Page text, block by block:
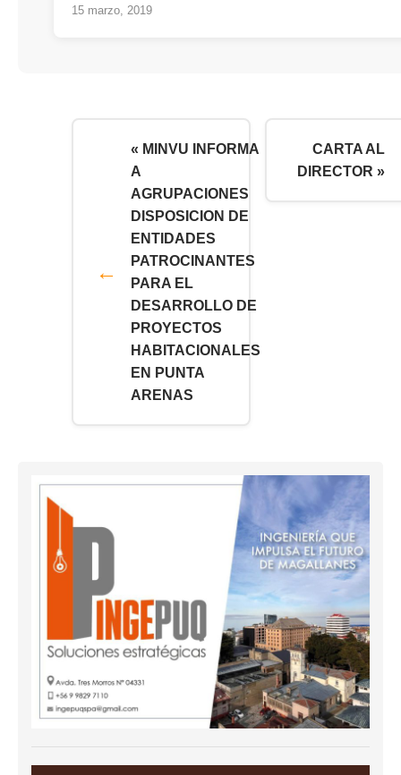
15 marzo, 2019
« MINVU INFORMA
A
AGRUPACIONES
DISPOSICION DE
ENTIDADES
PATROCINANTES
PARA EL
DESARROLLO DE
PROYECTOS
HABITACIONALES
EN PUNTA
ARENAS
CARTA AL
DIRECTOR »